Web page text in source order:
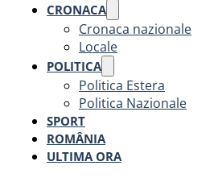
CRONACA
Cronaca nazionale
Locale
POLITICA
Politica Estera
Politica Nazionale
SPORT
ROMÂNIA
ULTIMA ORA